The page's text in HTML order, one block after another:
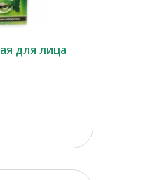
для лица